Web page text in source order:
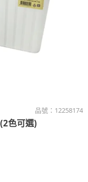
品號： 12258174
色可選)